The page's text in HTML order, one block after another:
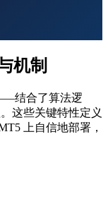
机制
结合了算法逻
这些关键特性定义
上自信地部署，